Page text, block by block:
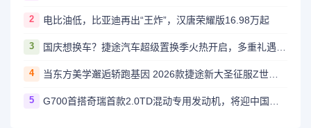
2 电比油低，比亚迪再出“王炸”，汉唐荣耀版16.98万起
3 国庆想换车？捷途汽车超级置换季火热开启，多重礼遇助您焕新出行
4 当东方美学邂逅轿跑基因 2026款捷途新大圣征服Z世代审美
5 G700首搭奇瑞首款2.0TD混动专用发动机，将迎中国心权威大考